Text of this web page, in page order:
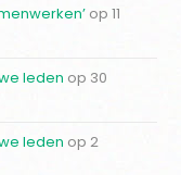
op 11
leden op 30
leden op 2